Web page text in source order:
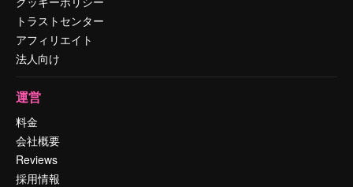
トラストセンター
アフィリエイト
法人向け
運営
料金
会社概要
Reviews
採用情報